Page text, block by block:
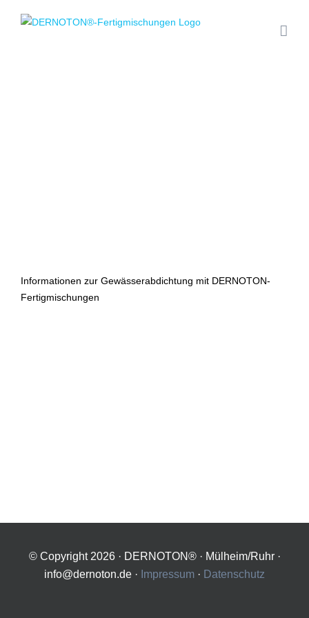
Inhalt
Informationen zur Gewässerabdichtung mit DERNOTON-
Fertigmischungen
© Copyright 2026 · DERNOTON® · Mülheim/Ruhr ·
info@dernoton.de · Impressum · Datenschutz